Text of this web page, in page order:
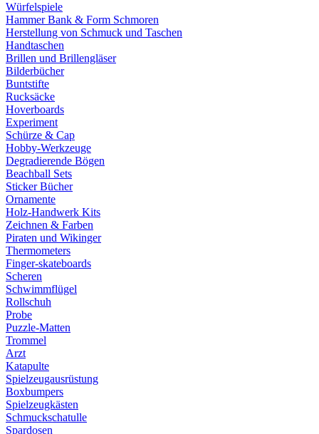
Würfelspiele
Hammer Bank & Form Schmoren
Herstellung von Schmuck und Taschen
Handtaschen
Brillen und Brillengläser
Bilderbücher
Buntstifte
Rucksäcke
Hoverboards
Experiment
Schürze & Cap
Hobby-Werkzeuge
Degradierende Bögen
Beachball Sets
Sticker Bücher
Ornamente
Holz-Handwerk Kits
Zeichnen & Farben
Piraten und Wikinger
Thermometers
Finger-skateboards
Scheren
Schwimmflügel
Rollschuh
Probe
Puzzle-Matten
Trommel
Arzt
Katapulte
Spielzeugausrüstung
Boxbumpers
Spielzeugkästen
Schmuckschatulle
Spardosen